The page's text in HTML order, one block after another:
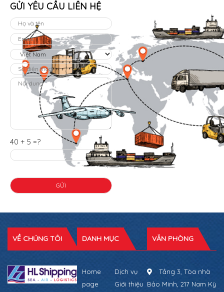
GỬI YÊU CẦU LIÊN HỆ
40 + 5 =?
VỀ CHÚNG TÔI DANH MỤC
Home
page
Dịch vụ
Giới thiệu
VĂN PHÒNG
Tầng 3, Tòa nhà
Bảo Minh, 217 Nam Kỳ